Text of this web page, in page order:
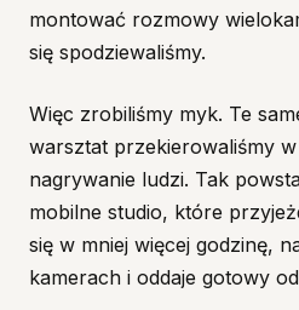
montować rozmowy
się spodziewaliśmy.
Więc zrobiliśmy myk. Te
warsztat przekierowaliśmy
nagrywanie ludzi. Tak
mobilne studio, które
się w mniej więcej godzinę,
kamerach i oddaje gotowy